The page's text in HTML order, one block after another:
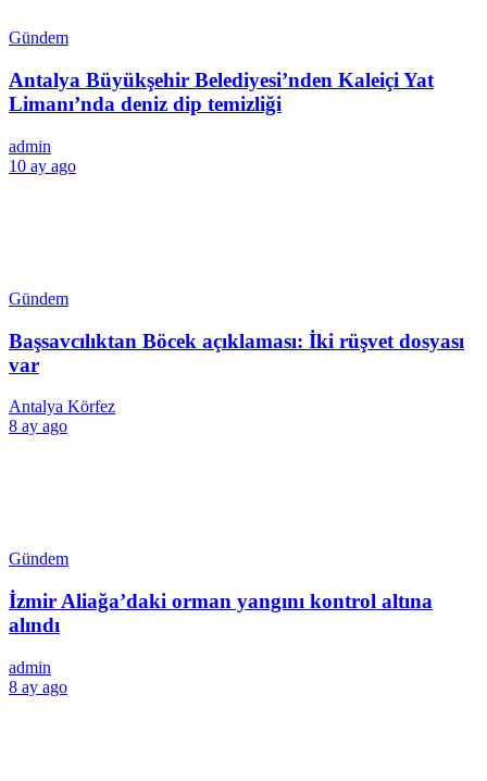
Gündem
Antalya Büyükşehir Belediyesi’nden Kaleiçi Yat
Limanı’nda deniz dip temizliği
admin
10 ay ago
Gündem
Başsavcılıktan Böcek açıklaması: İki rüşvet dosyası
var
Antalya Körfez
8 ay ago
Gündem
İzmir Aliağa’daki orman yangını kontrol altına
alındı
admin
8 ay ago